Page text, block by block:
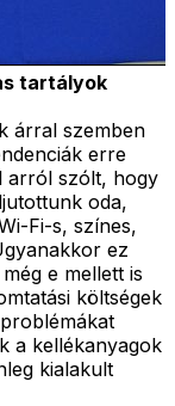
tartályok
árral szemben
erre
arról szólt, hogy
oda,
Fi-s, színes,
ez
e mellett is
költségek
a kellékanyagok
kialakult